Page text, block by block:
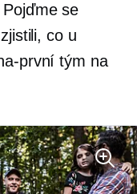
se
co u
první tým na